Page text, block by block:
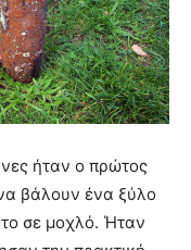
ήταν ο πρώτος
βάλουν ένα ξύλο
σε μοχλό. Ήταν